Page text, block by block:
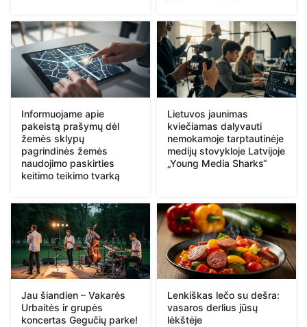
Informuojame apie
pakeistą prašymų dėl
žemės sklypų
pagrindinės žemės
naudojimo paskirties
keitimo teikimo tvarką
Lietuvos jaunimas
kviečiamas dalyvauti
nemokamoje tarptautinėje
medijų stovykloje Latvijoje
„Young Media Sharks“
Jau šiandien – Vakarės
Urbaitės ir grupės
koncertas Gegučių parke!
Lenkiškas lečo su dešra:
vasaros derlius jūsų
lėkštėje